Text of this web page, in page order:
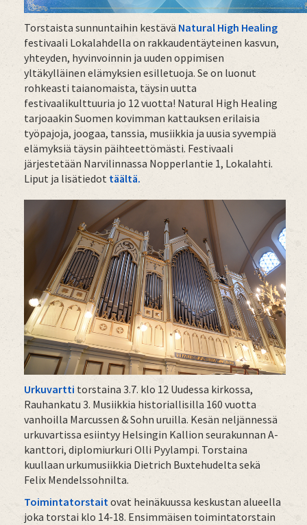
Torstaista sunnuntaihin kestävä Natural High Healing
festivaali Lokalahdella on rakkaudentäyteinen kasvun,
yhteyden, hyvinvoinnin ja uuden oppimisen
yltäkylläinen elämyksien esilletuoja. Se on luonut
rohkeasti taianomaista, täysin uutta
festivaalikulttuuria jo 12 vuotta! Natural High Healing
tarjoaakin Suomen kovimman kattauksen erilaisia
työpajoja, joogaa, tanssia, musiikkia ja uusia syvempiä
elämyksiä täysin päihteettömästi. Festivaali
järjestetään Narvilinnassa Nopperlantie 1, Lokalahti.
Liput ja lisätiedot täältä.
Urkuvartti torstaina 3.7. klo 12 Uudessa kirkossa,
Rauhankatu 3. Musiikkia historiallisilla 160 vuotta
vanhoilla Marcussen & Sohn uruilla. Kesän neljännessä
urkuvartissa esiintyy Helsingin Kallion seurakunnan A-
kanttori, diplomiurkuri Olli Pyylampi. Torstaina
kuullaan urkumusiikkia Dietrich Buxtehudelta sekä
Felix Mendelssohnilta.
Toimintatorstait ovat heinäkuussa keskustan alueella
joka torstai klo 14-18. Ensimmäisen toimintatorstain